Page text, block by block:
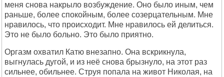
меня снова накрыло возбуждение. Оно было иным, чем
раньше, более спокойным, более созерцательным. Мне
нравилось, что происходит. Мне нравилось ей делиться.
Это не было больно. Это было приятно.
Оргазм охватил Катю внезапно. Она вскрикнула,
выгнулась дугой, и из неё снова брызнуло, на этот раз
сильнее, обильнее. Струя попала на живот Николая, на